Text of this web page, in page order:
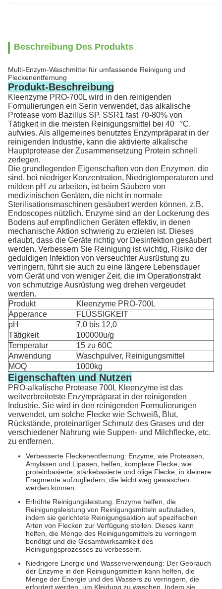
Beschreibung Des Produkts
Multi-Enzym-Waschmittel für umfassende Reinigung und
Fleckenentfernung
Produkt-Beschreibung
Kleenzyme PRO-700L wird in den reinigenden
Formulierungen ein Serin verwendet, das alkalische
Protease vom Bazillus SP. SSR1 fast 70-80% von
Tätigkeit in die meisten Reinigungsmittel bei 40 °C.
aufwies. Als allgemeines benutztes Enzympräparat in der
reinigenden Industrie, kann die aktivierte alkalische
Hauptprotease der Zusammensetzung Protein schnell
zerlegen.
Die grundlegenden Eigenschaften von den Enzymen, die
sind, bei niedriger Konzentration, Niedrigtemperaturen und
mildem pH zu arbeiten, ist beim Säubern von
medizinischen Geräten, die nicht in normale
Sterilisationsmaschinen gesäubert werden können, z.B.
Endoscopes nützlich. Enzyme sind an der Lockerung des
Bodens auf empfindlichen Geräten effektiv, in denen
mechanische Aktion schwierig zu erzielen ist. Dieses
erlaubt, dass die Geräte richtig vor Desinfektion gesäubert
werden. Verbessern Sie Reinigung ist wichtig, Risiko der
geduldigen Infektion von verseuchter Ausrüstung zu
verringern, führt sie auch zu eine längere Lebensdauer
vom Gerät und von weniger Zeit, die im Operationstrakt
von schmutzige Ausrüstung weg drehen vergeudet
werden.
Produkt
Kleenzyme PRO-700L
Apperance
FLÜSSIGKEIT
pH
7,0 bis 12,0
Tätigkeit
100000u/g
Temperatur
15 zu 60C
Anwendung
Waschpulver, Reinigungsmittel
MOQ
1000kg
Eigenschaften und Nutzen
PRO-alkalische Protease 700L Kleenzyme ist das
weitverbreitetste Enzympräparat in der reinigenden
Industrie. Sie wird in den reinigenden Formulierungen
verwendet, um solche Flecke wie Schweiß, Blut,
Rückstände, proteinartiger Schmutz des Grases und der
verschiedener Nahrung wie Suppen- und Milchflecke, etc.
zu entfernen.
Verbesserte Fleckenentfernung: Enzyme, wie Proteasen,
Amylasen und Lipasen, helfen, komplexe Flecke, wie
proteinbasierte, stärkebasierte und ölige Flecke, in kleinere
Fragmente aufzugliedern, die leicht weg gewaschen
werden können.
Erhöhte Reinigungsleistung: Enzyme helfen, die
Reinigungsleistung von Reinigungsmitteln aufzuladen,
indem sie gerichtete Reinigungsaktion auf spezifischen
Arten von Flecken zur Verfügung stellen. Dieses kann
helfen, die Menge des Reinigungsmittels zu verringern
benötigt und die Gesamtwirksamkeit des
Reinigungsprozesses zu verbessern.
Niedrigere Energie und Wasserverwendung: Der Gebrauch
der Enzyme in den Reinigungsmitteln kann helfen, die
Menge der Energie und des Wassers zu verringern, die
erfordert werden, um Kleidung zu waschen. Indem sie